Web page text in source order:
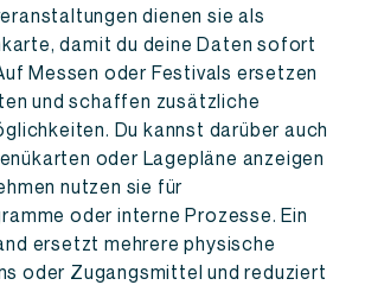
dienen sie als
damit du deine Daten sofort
Messen oder Festivals ersetzen
und schaffen zusätzliche
Du kannst darüber auch
oder Lagepläne anzeigen
nutzen sie für
oder interne Prozesse. Ein
ersetzt mehrere physische
oder Zugangsmittel und reduziert